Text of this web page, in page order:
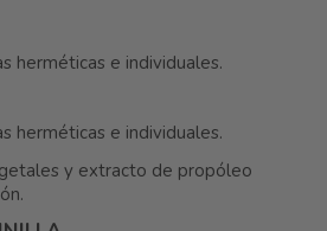
herméticas e individuales.
herméticas e individuales.
y extracto de propóleo